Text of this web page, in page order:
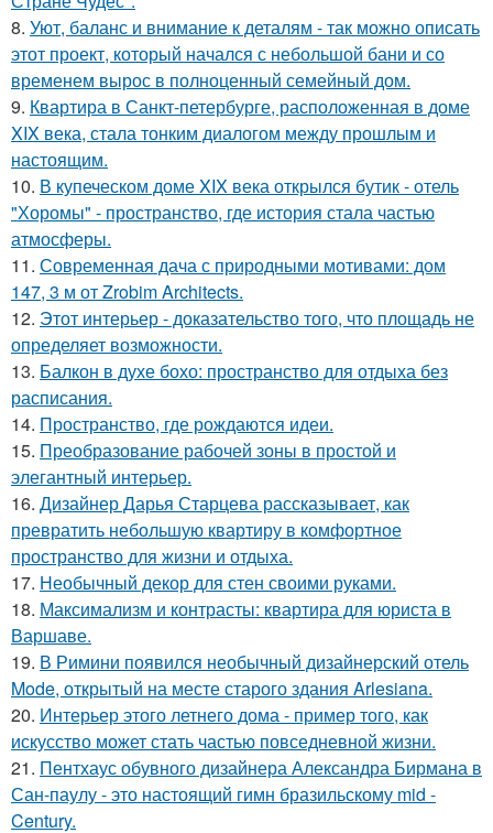
8. Уют, баланс и внимание к деталям - так можно описать
этот проект, который начался с небольшой бани и со
временем вырос в полноценный семейный дом.
9. Квартира в Санкт-петербурге, расположенная в доме
XIX века, стала тонким диалогом между прошлым и
настоящим.
10. В купеческом доме XIX века открылся бутик - отель
"Хоромы" - пространство, где история стала частью
атмосферы.
11. Современная дача с природными мотивами: дом
147, 3 м от Zrobim Architects.
12. Этот интерьер - доказательство того, что площадь не
определяет возможности.
13. Балкон в духе бохо: пространство для отдыха без
расписания.
14. Пространство, где рождаются идеи.
15. Преобразование рабочей зоны в простой и
элегантный интерьер.
16. Дизайнер Дарья Старцева рассказывает, как
превратить небольшую квартиру в комфортное
пространство для жизни и отдыха.
17. Необычный декор для стен своими руками.
18. Максимализм и контрасты: квартира для юриста в
Варшаве.
19. В Римини появился необычный дизайнерский отель
Mode, открытый на месте старого здания Arlesiana.
20. Интерьер этого летнего дома - пример того, как
искусство может стать частью повседневной жизни.
21. Пентхаус обувного дизайнера Александра Бирмана в
Сан-паулу - это настоящий гимн бразильскому mid -
Century.